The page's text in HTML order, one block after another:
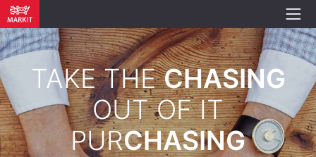
TAKE THECHASING
OUT OF IT
PURCHASING